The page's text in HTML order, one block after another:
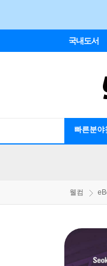
국내도서
빠른분야
웰컴